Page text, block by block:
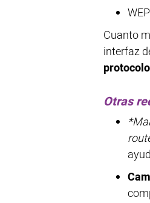
Cuanto
interfaz
Otras